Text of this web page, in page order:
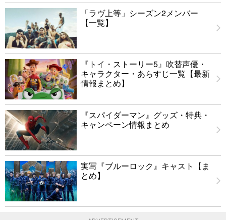
「ラヴ上等」シーズン2メンバー
【一覧】
『トイ・ストーリー5』吹替声優・
キャラクター・あらすじ一覧【最新
情報まとめ】
『スパイダーマン』グッズ・特典・
キャンペーン情報まとめ
実写『ブルーロック』キャスト【ま
とめ】